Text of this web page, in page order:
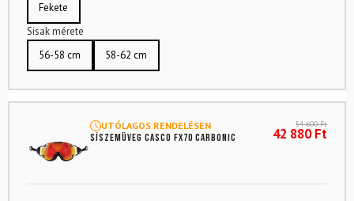
Fekete
Sisak mérete
56-58 cm
58-62 cm
UTÓLAGOS RENDELÉSEN
Síszemüveg CASCO FX70 Carbonic
54 600Ft
42 880Ft